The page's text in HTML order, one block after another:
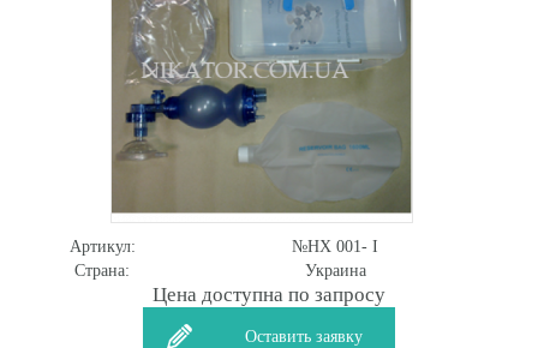
Артикул:
№НХ 001- I
Страна:
Украина
Цена доступна по запросу
Оставить заявку